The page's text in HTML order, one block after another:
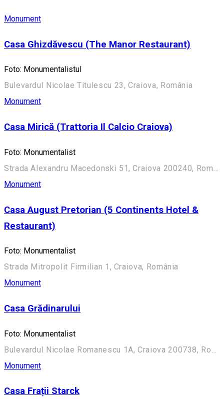
Monument
Casa Ghizdăvescu (The Manor Restaurant)
Foto: Monumentalistul
Bulevardul Nicolae Titulescu 23, Craiova, România
Monument
Casa Mirică (Trattoria Il Calcio Craiova)
Foto: Monumentalist
Monument
Casa August Pretorian (5 Continents Hotel &
Restaurant)
Foto: Monumentalist
Strada Mitropolit Firmilian 1, Craiova, România
Monument
Casa Grădinarului
Foto: Monumentalist
Monument
Casa Frații Starck